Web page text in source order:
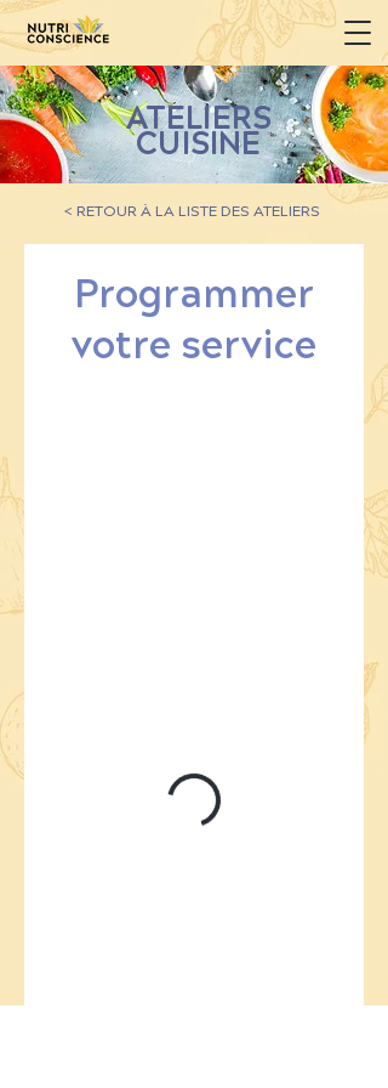
ATELIERS
CUISINE
< RETOUR À LA LISTE DES ATELIERS
Programmer
votre service